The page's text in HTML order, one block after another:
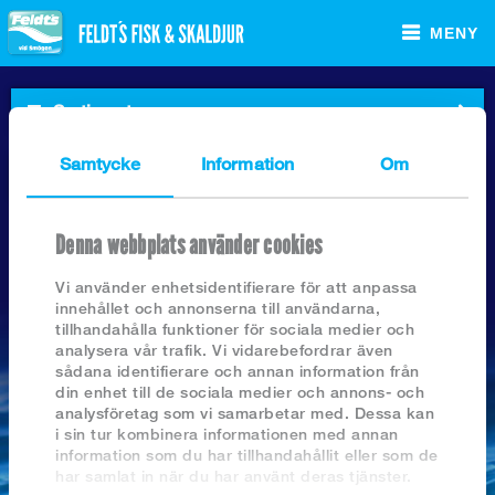
Samtycke Information Om
Denna webbplats använder cookies
Vi använder enhetsidentifierare för att anpassa
innehållet och annonserna till användarna,
tillhandahålla funktioner för sociala medier och
analysera vår trafik. Vi vidarebefordrar även
sådana identifierare och annan information från
din enhet till de sociala medier och annons- och
analysföretag som vi samarbetar med. Dessa kan
i sin tur kombinera informationen med annan
information som du har tillhandahållit eller som de
har samlat in när du har använt deras tjänster.
MENY
Sortiment Foodservice
Sortiment Butik
Recept
Om Feldt`s
Kontakta oss
Sortiment
Fryst förstekt fisk
Fryst naturell fisk
Fryst skaldj, bl fisk o surimi
Frysta färdigrätter
Färskfisk
Helkonserv
Lakeprodukter kylvara
Rökt och grav prod frysta
Rökt och grav prod kylvara
Övr kylvaror (sill, etc)
MILJÖMÄRKTA PRODUKTER
Nyhetsarkiv
2026
2025
2023
2022
2021
2020
2019
2018
SÖK I ARKIVET
JAN
24
2018 FISK.SE HAR FÅTT NYA KLÄDER